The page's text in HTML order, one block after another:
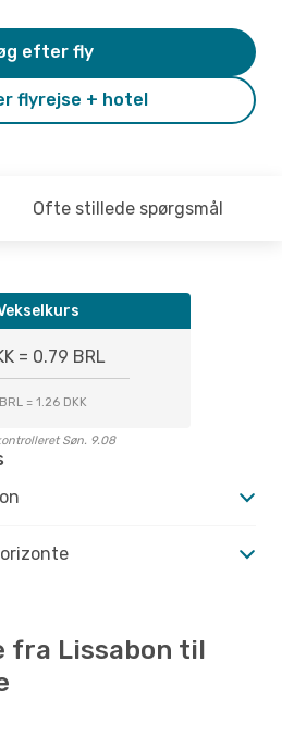
flyrejse + hotel
efter fly
Ofte stillede spørgsmål
= 0.79 BRL
= 1.26 DKK
Søn. 9.08
fra Lissabon til